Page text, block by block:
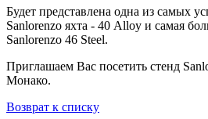
Будет представлена одна из самых
Sanlorenzo яхта - 40 Alloy и самая
Sanlorenzo 46 Steel.
Приглашаем Вас посетить стенд
Монако.
Возврат к списку